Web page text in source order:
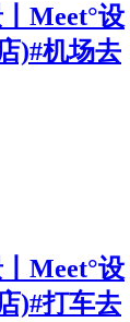
丨Meet°设
)#机场去
丨Meet°设
)#打车去